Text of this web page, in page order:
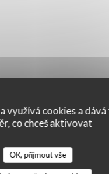
využívá cookies a dává
co chceš aktivovat
OK, přijmout vše